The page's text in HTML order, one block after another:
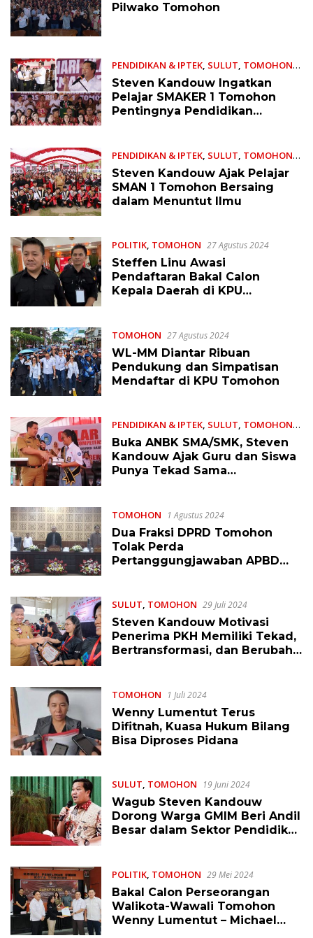
Pilwako Tomohon
PENDIDIKAN & IPTEK, SULUT, TOMOHON
24 September 2024
Steven Kandouw Ingatkan
Pelajar SMAKER 1 Tomohon
Pentingnya Pendidikan
PENDIDIKAN & IPTEK, SULUT, TOMOHON
3 September 2024
Steven Kandouw Ajak Pelajar
SMAN 1 Tomohon Bersaing
dalam Menuntut Ilmu
POLITIK, TOMOHON 27 Agustus 2024
Steffen Linu Awasi
Pendaftaran Bakal Calon
Kepala Daerah di KPU
TOMOHON 27 Agustus 2024
WL-MM Diantar Ribuan
Pendukung dan Simpatisan
Mendaftar di KPU Tomohon
PENDIDIKAN & IPTEK, SULUT, TOMOHON
19 Agustus 2024
Buka ANBK SMA/SMK, Steven
Kandouw Ajak Guru dan Siswa
Punya Tekad Sama
TOMOHON 1 Agustus 2024
Dua Fraksi DPRD Tomohon
Tolak Perda
Pertanggungjawaban APBD
SULUT, TOMOHON 29 Juli 2024
Steven Kandouw Motivasi
Penerima PKH Memiliki Tekad,
Bertransformasi, dan Berubah
TOMOHON 1 Juli 2024
Wenny Lumentut Terus
Difitnah, Kuasa Hukum Bilang
Bisa Diproses Pidana
SULUT, TOMOHON 19 Juni 2024
Wagub Steven Kandouw
Dorong Warga GMIM Beri Andil
Besar dalam Sektor Pendidikan
POLITIK, TOMOHON 29 Mei 2024
Bakal Calon Perseorangan
Walikota-Wawali Tomohon
Wenny Lumentut – Michael